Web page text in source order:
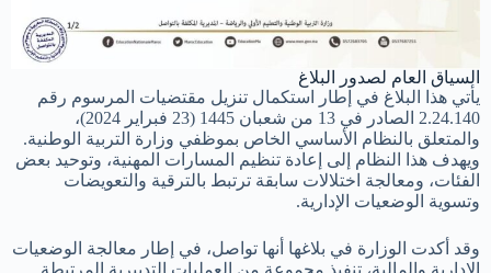
السياق العام لصدور البلاغ
يأتي هذا البلاغ في إطار استكمال تنزيل مقتضيات المرسوم رقم
2.24.140 الصادر في 13 من شعبان 1445 (23 فبراير 2024)،
والمتعلق بالنظام الأساسي الخاص بموظفي وزارة التربية الوطنية.
ويهدف هذا النظام إلى إعادة تنظيم المسارات المهنية، وتوحيد بعض
الفئات، ومعالجة اختلالات سابقة ترتبط بالترقية والتعويضات
وتسوية الوضعيات الإدارية.
وقد أكدت الوزارة في بلاغها أنها تواصل، في إطار معالجة الوضعيات